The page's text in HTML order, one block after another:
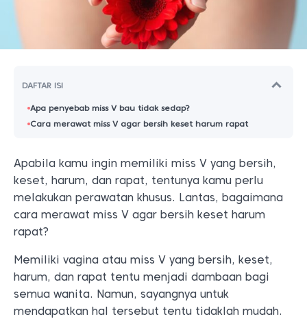
DAFTAR ISI
Apa penyebab miss V bau tidak sedap?
Cara merawat miss V agar bersih keset harum rapat
Apabila kamu ingin memiliki miss V yang bersih,
keset, harum, dan rapat, tentunya kamu perlu
melakukan perawatan khusus. Lantas, bagaimana
cara merawat miss V agar bersih keset harum
rapat?
Memiliki vagina atau miss V yang bersih, keset,
harum, dan rapat tentu menjadi dambaan bagi
semua wanita. Namun, sayangnya untuk
mendapatkan hal tersebut tentu tidaklah mudah.